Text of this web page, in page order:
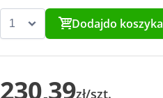
Dodajdo koszyka
230,39zł/szt.